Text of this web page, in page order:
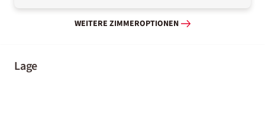
WEITERE ZIMMEROPTIONEN
Lage